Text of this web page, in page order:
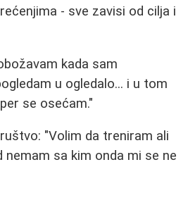
- sve zavisi od cilja i
kada sam
u ogledalo... i u tom
se osećam."
"Volim da treniram ali
nemam sa kim onda mi se ne